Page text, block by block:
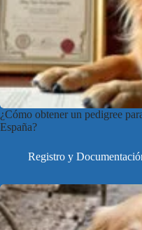
¿Cómo obtener un pedigree
España?
Registro y